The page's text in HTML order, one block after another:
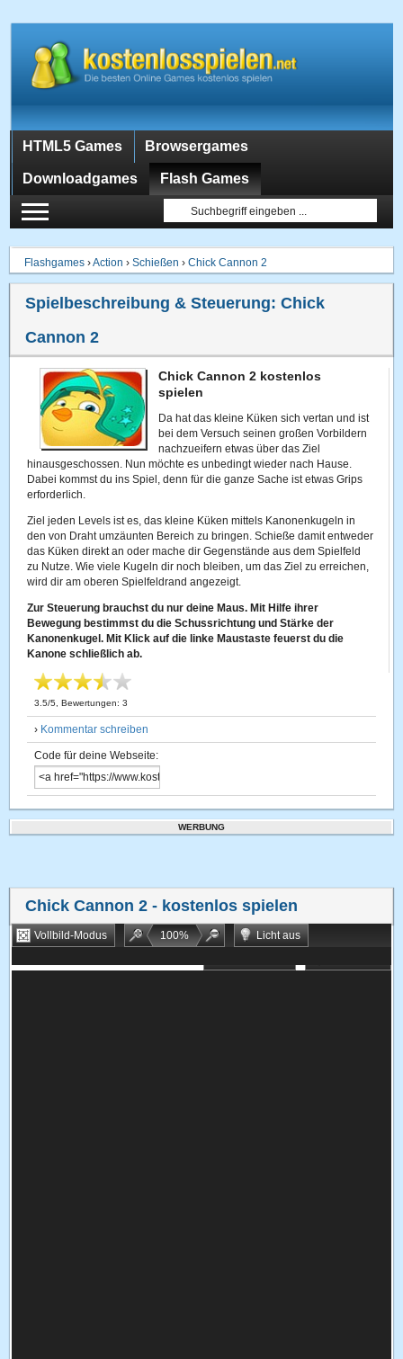
HTML5 Games Browsergames
Downloadgames Flash Games
Flashgames ›Action ›Schießen ›Chick Cannon 2
Spielbeschreibung & Steuerung:Chick
Cannon 2
Chick Cannon 2 kostenlos
spielen
Da hat das kleine Küken sich vertan und ist
bei dem Versuch seinen großen Vorbildern
nachzueifern etwas über das Ziel
hinausgeschossen. Nun möchte es unbedingt wieder nach Hause.
Dabei kommst du ins Spiel, denn für die ganze Sache ist etwas Grips
erforderlich.
Ziel jeden Levels ist es, das kleine Küken mittels Kanonenkugeln in
den von Draht umzäunten Bereich zu bringen. Schieße damit entweder
das Küken direkt an oder mache dir Gegenstände aus dem Spielfeld
zu Nutze. Wie viele Kugeln dir noch bleiben, um das Ziel zu erreichen,
wird dir am oberen Spielfeldrand angezeigt.
Zur Steuerung brauchst du nur deine Maus. Mit Hilfe ihrer
Bewegung bestimmst du die Schussrichtung und Stärke der
Kanonenkugel. Mit Klick auf die linke Maustaste feuerst du die
Kanone schließlich ab.
3.5/5 , Bewertungen:3
› Kommentar schreiben
Code für deine Webseite:
WERBUNG
Chick Cannon 2 - kostenlos spielen
Vollbild-Modus 100%
Licht aus